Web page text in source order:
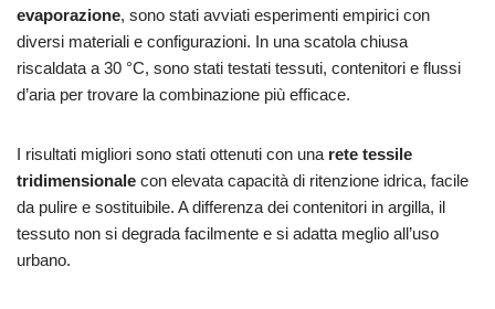
evaporazione, sono stati avviati esperimenti empirici con
diversi materiali e configurazioni. In una scatola chiusa
riscaldata a 30 °C, sono stati testati tessuti, contenitori e flussi
d’aria per trovare la combinazione più efficace.
I risultati migliori sono stati ottenuti con una rete tessile
tridimensionale con elevata capacità di ritenzione idrica, facile
da pulire e sostituibile. A differenza dei contenitori in argilla, il
tessuto non si degrada facilmente e si adatta meglio all’uso
urbano.